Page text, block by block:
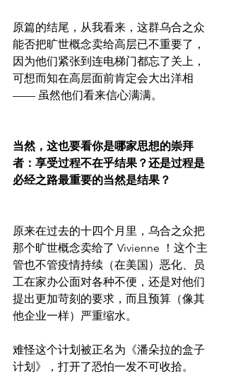
原篇的结尾，从我看来，这群乌合之众
能否把旷世概念卖给高层已不重要了，
因为他们紧张到连电梯门都忘了关上，
可想而知在高层面前肯定会大出洋相
—— 虽然他们看来信心满满。
当然，这也要看你是哪家思想的崇拜
者：享受过程不在乎结果？还是过程是
必经之路最重要的当然是结果？
原来在过去的十四个月里，乌合之众把
那个旷世概念卖给了 Vivienne ！这个主
管也不管疫情持续（在美国）恶化、员
工在家办公面对各种不便，还是对他们
提出更加苛刻的要求，而且预算（像其
他企业一样）严重缩水。
难怪这个计划被正名为《潘朵拉的盒子
计划》，打开了恐怕一发不可收拾。